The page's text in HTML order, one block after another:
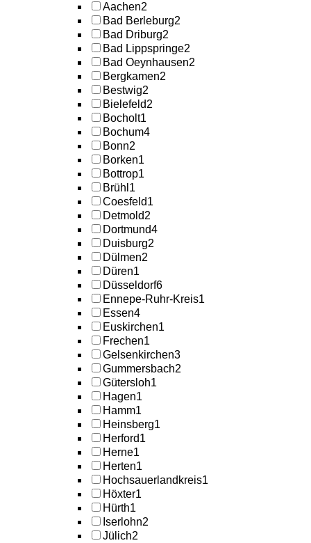
Aachen2
Bad Berleburg2
Bad Driburg2
Bad Lippspringe2
Bad Oeynhausen2
Bergkamen2
Bestwig2
Bielefeld2
Bocholt1
Bochum4
Bonn2
Borken1
Bottrop1
Brühl 1
Coesfeld1
Detmold2
Dortmund4
Duisburg2
Dülmen2
Düren1
Düsseldorf6
Ennepe-Ruhr-Kreis1
Essen4
Euskirchen1
Frechen1
Gelsenkirchen3
Gummersbach2
Gütersloh1
Hagen1
Hamm1
Heinsberg1
Herford1
Herne1
Herten1
Hochsauerlandkreis1
Höxter1
Hürth1
Iserlohn2
Jülich2